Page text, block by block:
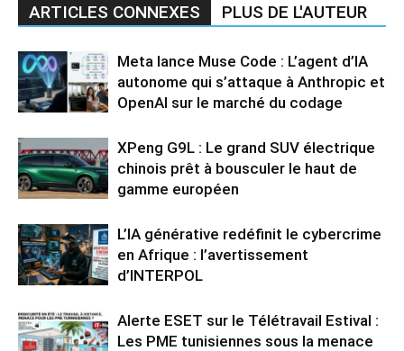
ARTICLES CONNEXES PLUS DE L'AUTEUR
Meta lance Muse Code : L’agent d’IA
autonome qui s’attaque à Anthropic et
OpenAI sur le marché du codage
XPeng G9L : Le grand SUV électrique
chinois prêt à bousculer le haut de
gamme européen
L’IA générative redéfinit le cybercrime
en Afrique : l’avertissement
d’INTERPOL
Alerte ESET sur le Télétravail Estival :
Les PME tunisiennes sous la menace